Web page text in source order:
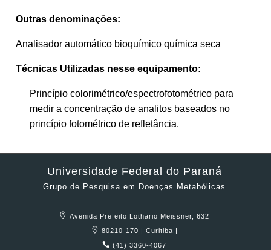
Outras denominações:
Analisador automático bioquímico química seca
Técnicas Utilizadas nesse equipamento:
Princípio colorimétrico/espectrofotométrico para
medir a concentração de analitos baseados no
princípio fotométrico de refletância.
Universidade Federal do Paraná
Grupo de Pesquisa em Doenças Metabólicas
Avenida Prefeito Lothario Meissner, 632
80210-170 | Curitiba |
(41) 3360-4067